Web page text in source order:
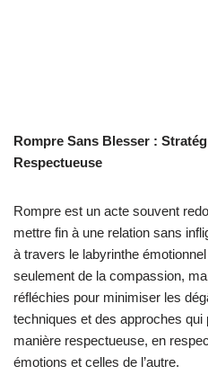
Rompre Sans Blesser :
Respectueuse
Rompre est un acte souvent
mettre fin à une relation sans
à travers le labyrinthe
seulement de la compassion,
réfléchies pour minimiser les
techniques et des approches
manière respectueuse, en
émotions et celles de l’autre.